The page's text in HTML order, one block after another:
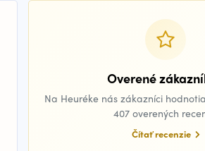
Overené
Na Heuréke nás zákazníci
407 overených
Čítať recenzie